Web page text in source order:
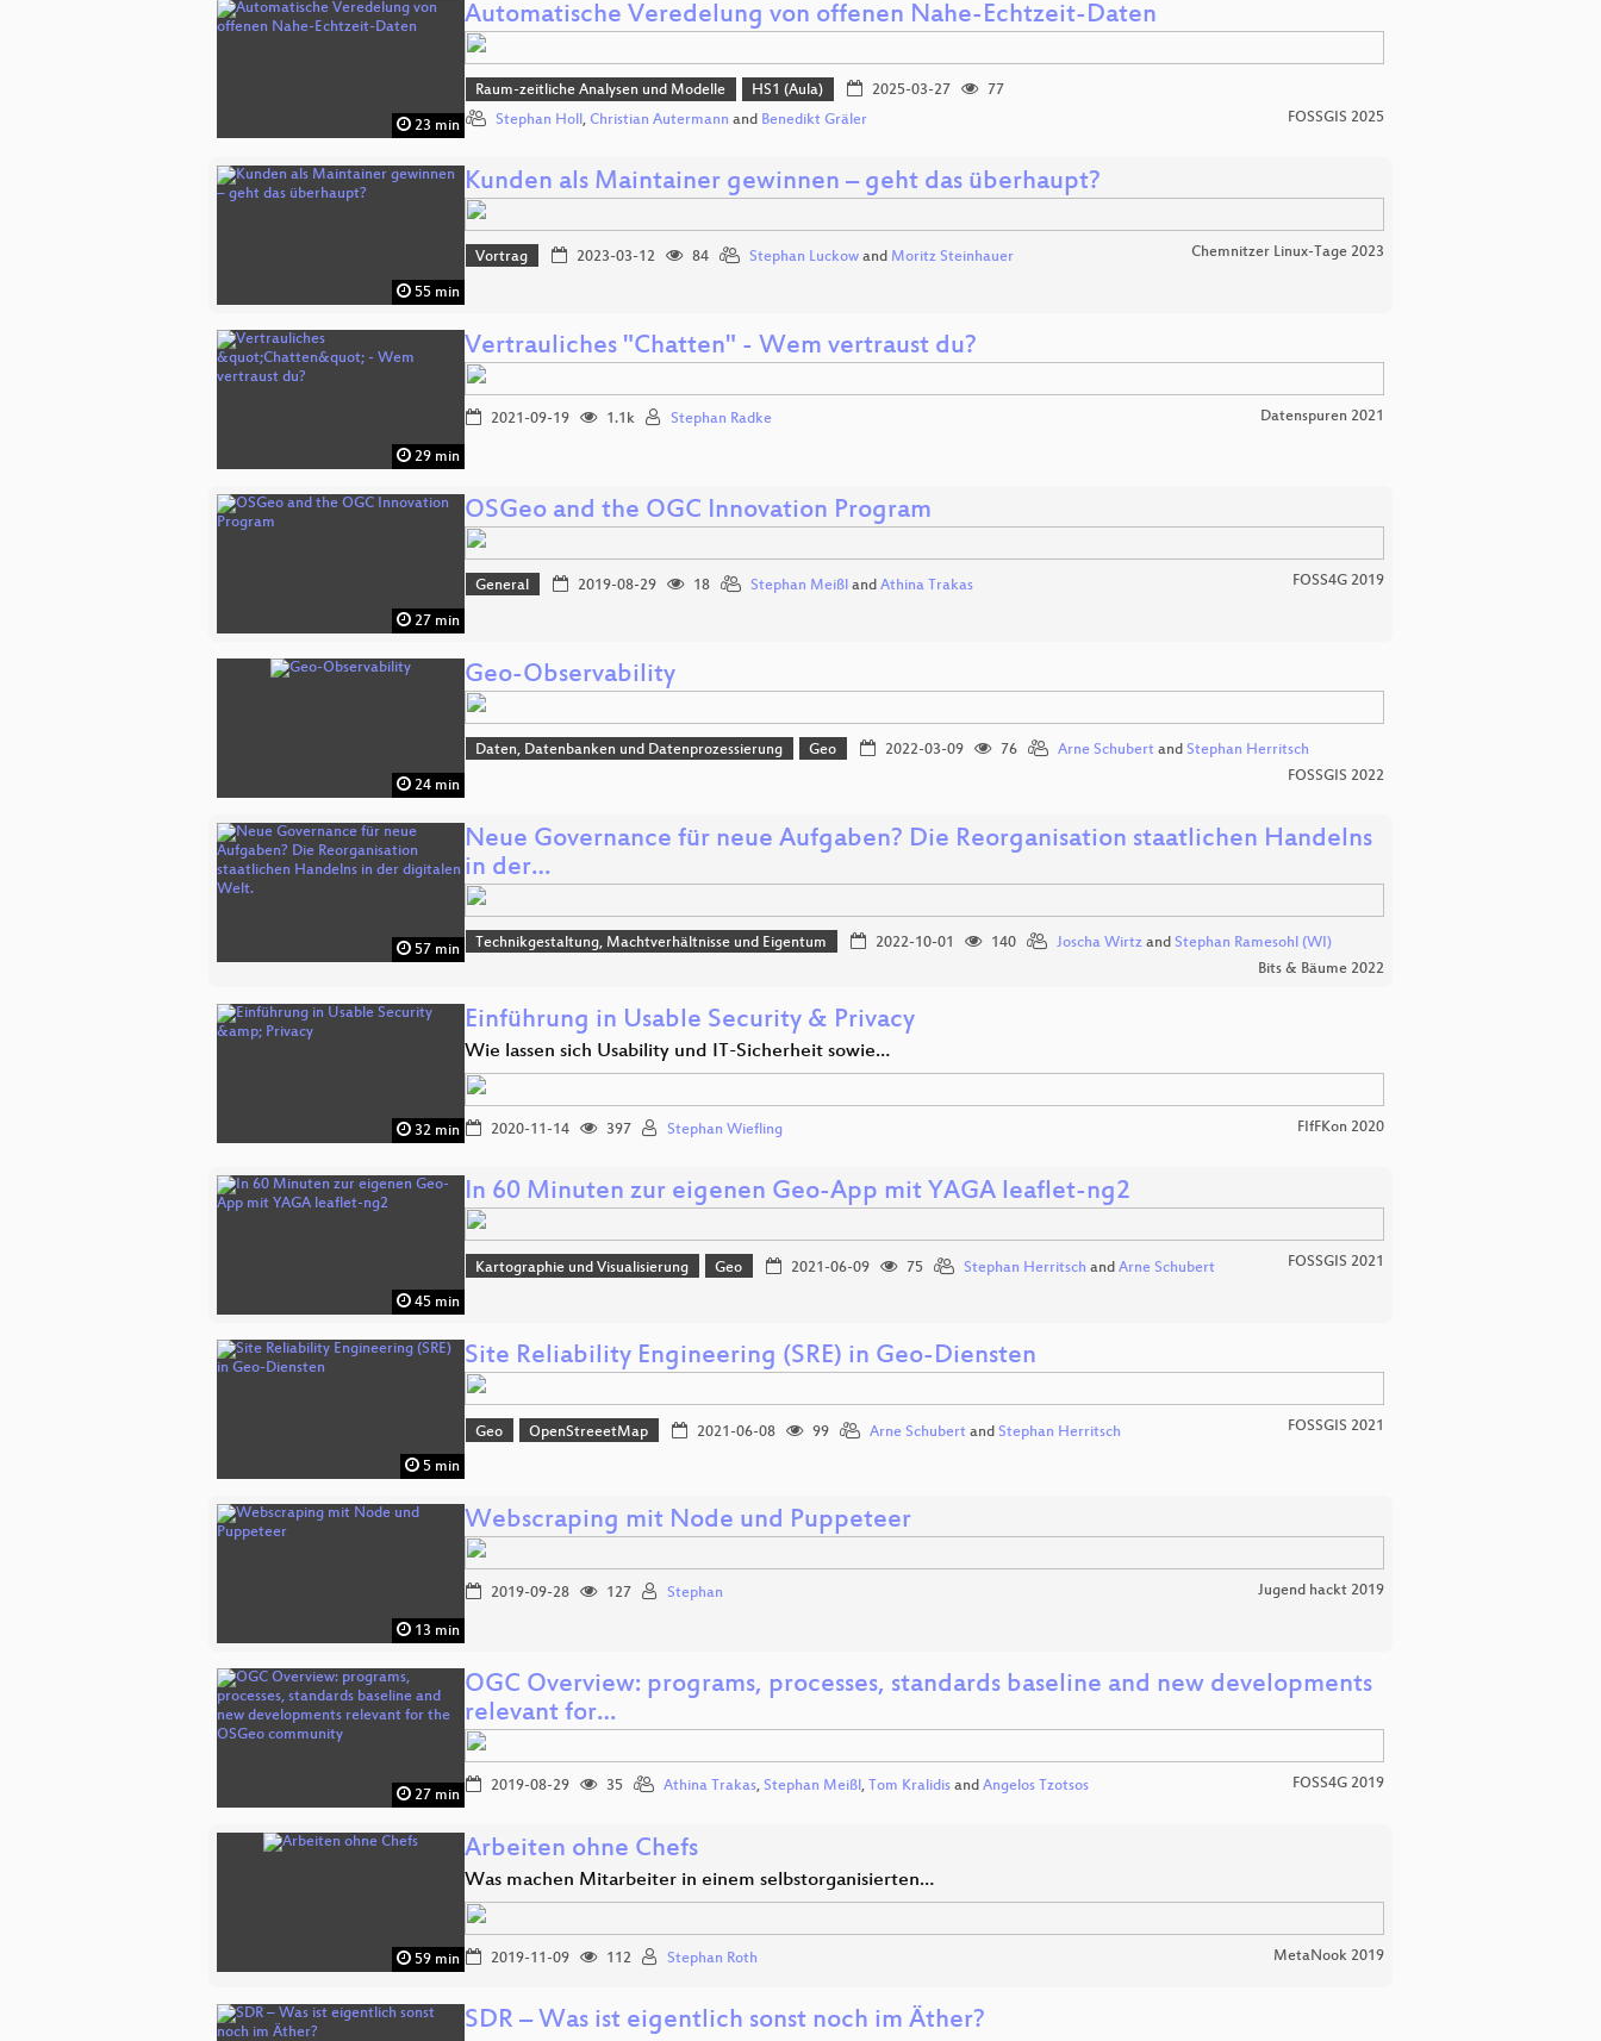
23 min
Automatische Veredelung von offenen Nahe-Echtzeit-Daten
Raum-zeitliche Analysen und Modelle HS1 (Aula) 2025-03-27
77
Stephan Holl , Christian Autermann and Benedikt Gräler FOSSGIS 2025
55 min
Kunden als Maintainer gewinnen – geht das überhaupt?
Vortrag 2023-03-12 84 Stephan Luckowand Moritz Steinhauer Chemnitzer Linux-Tage 2023
29 min
Vertrauliches "Chatten" - Wem vertraust du?
2021-09-19 1.1k Stephan Radke Datenspuren 2021
27 min
OSGeo and the OGC Innovation Program
General 2019-08-29 18 Stephan Meißland Athina Trakas FOSS4G 2019
24 min
Geo-Observability
Daten, Datenbanken und Datenprozessierung Geo 2022-03-09 76 Arne Schubertand Stephan Herritsch
FOSSGIS 2022
57 min
Neue Governance für neue Aufgaben? Die Reorganisation staatlichen Handelns
in der…
Technikgestaltung, Machtverhältnisse und Eigentum 2022-10-01 140 Joscha Wirtzand Stephan Ramesohl (WI)
Bits & Bäume 2022
32 min
Einführung in Usable Security & Privacy
Wie lassen sich Usability und IT-Sicherheit sowie…
2020-11-14 397 Stephan Wiefling FIfFKon 2020
45 min
In 60 Minuten zur eigenen Geo-App mit YAGA leaflet-ng2
Kartographie und Visualisierung Geo 2021-06-09 75 Stephan Herritsch and Arne Schubert FOSSGIS 2021
5 min
Site Reliability Engineering (SRE) in Geo-Diensten
Geo OpenStreeetMap 2021-06-08 99 Arne Schubertand Stephan Herritsch FOSSGIS 2021
13 min
Webscraping mit Node und Puppeteer
2019-09-28 127 Stephan Jugend hackt 2019
27 min
OGC Overview: programs, processes, standards baseline and new developments
relevant for…
2019-08-29 35 Athina Trakas, Stephan Meißl, Tom Kralidis and Angelos Tzotsos FOSS4G 2019
59 min
Arbeiten ohne Chefs
Was machen Mitarbeiter in einem selbstorganisierten…
2019-11-09 112 Stephan Roth MetaNook 2019
SDR – Was ist eigentlich sonst noch im Äther?